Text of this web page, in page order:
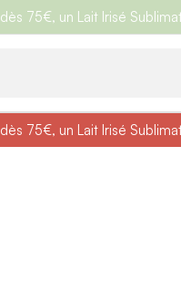
le codeBELLEBIO
75€, un Lait Irisé
le codeBELLEBIO
75€, un Lait Irisé